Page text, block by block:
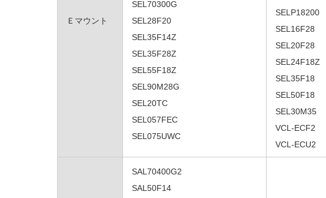
Ｅマウント
SEL70300G
SEL28F20
SEL35F14Z
SEL35F28Z
SEL55F18Z
SEL90M28G
SEL20TC
SEL057FEC
SEL075UWC
SELP18200
SEL16F28
SEL20F28
SEL24F18Z
SEL35F18
SEL50F18
SEL30M35
VCL-ECF2
VCL-ECU2
SAL70400G2
SAL50F14